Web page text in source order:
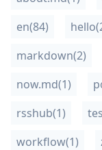
en(84) hello
markdown(2)
now.md(1)
rsshub(1)
workflow(1)